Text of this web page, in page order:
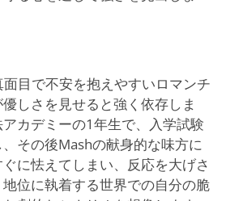
目で不安を抱えやすいロマンチ
しさを見せると強く依存しま
カデミーの1年生で、入学試験
その後Mashの献身的な味方に
に怯えてしまい、反応を大げさ
位に執着する世界での自分の脆